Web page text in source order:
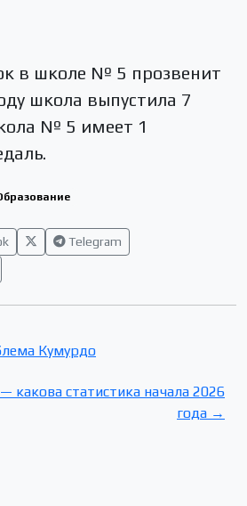
в школе № 5 прозвенит
школа выпустила 7
№ 5 имеет 1
Telegram
Кумурдо
какова статистика начала 2026
года →